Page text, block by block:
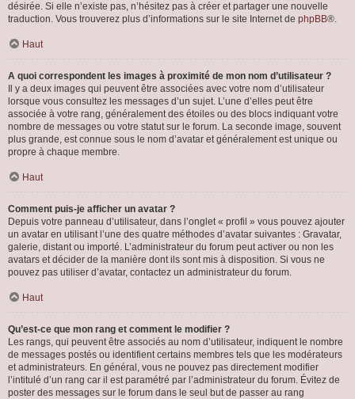
désirée. Si elle n’existe pas, n’hésitez pas à créer et partager une nouvelle
traduction. Vous trouverez plus d’informations sur le site Internet de phpBB®.
Haut
A quoi correspondent les images à proximité de mon nom d’utilisateur ?
Il y a deux images qui peuvent être associées avec votre nom d’utilisateur
lorsque vous consultez les messages d’un sujet. L’une d’elles peut être
associée à votre rang, généralement des étoiles ou des blocs indiquant votre
nombre de messages ou votre statut sur le forum. La seconde image, souvent
plus grande, est connue sous le nom d’avatar et généralement est unique ou
propre à chaque membre.
Haut
Comment puis-je afficher un avatar ?
Depuis votre panneau d’utilisateur, dans l’onglet « profil » vous pouvez ajouter
un avatar en utilisant l’une des quatre méthodes d’avatar suivantes : Gravatar,
galerie, distant ou importé. L’administrateur du forum peut activer ou non les
avatars et décider de la manière dont ils sont mis à disposition. Si vous ne
pouvez pas utiliser d’avatar, contactez un administrateur du forum.
Haut
Qu’est-ce que mon rang et comment le modifier ?
Les rangs, qui peuvent être associés au nom d’utilisateur, indiquent le nombre
de messages postés ou identifient certains membres tels que les modérateurs
et administrateurs. En général, vous ne pouvez pas directement modifier
l’intitulé d’un rang car il est paramétré par l’administrateur du forum. Évitez de
poster des messages sur le forum dans le seul but de passer au rang